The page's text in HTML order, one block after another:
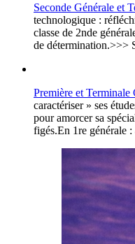
Seconde Générale et
technologique :
classe de 2nde
de détermination.>>>
Première et Terminale
caractériser » ses
pour amorcer sa
figés.En 1re générale